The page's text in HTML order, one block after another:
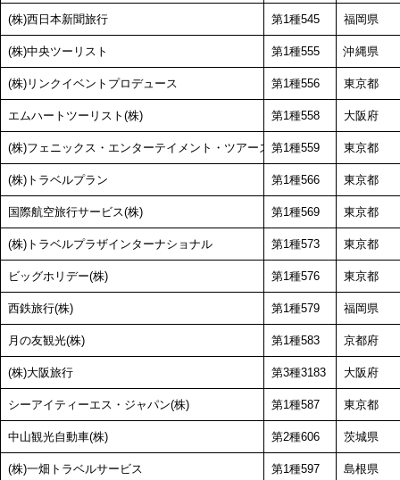
(株)西日本新聞旅行 第1種545 福岡県
(株)中央ツーリスト 第1種555 沖縄県
(株)リンクイベントプロデュース 第1種556 東京都
エムハートツーリスト(株) 第1種558 大阪府
(株)フェニックス・エンターテイメント・ツアーズ 第1種559 東京都
(株)トラベルプラン 第1種566 東京都
国際航空旅行サービス(株) 第1種569 東京都
(株)トラベルプラザインターナショナル 第1種573 東京都
ビッグホリデー(株) 第1種576 東京都
西鉄旅行(株) 第1種579 福岡県
月の友観光(株) 第1種583 京都府
(株)大阪旅行 第3種3183 大阪府
シーアイティーエス・ジャパン(株) 第1種587 東京都
中山観光自動車(株) 第2種606 茨城県
(株)一畑トラベルサービス 第1種597 島根県